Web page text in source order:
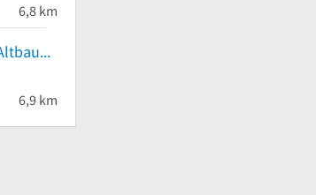
6,8 km
Manfred Konopka Mani's Altbaumarkt
6,9 km